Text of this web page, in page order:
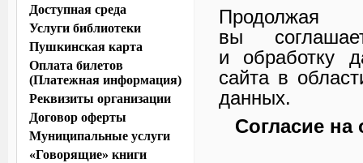
Продолжая
вы
и обработку
сайта в
данных.
Согласие
Доступная среда
Услуги библиотеки
Пушкинская карта
Оплата билетов
(Платежная информация)
Реквизиты организации
Договор оферты
Муниципальные услуги
«Говорящие» книги